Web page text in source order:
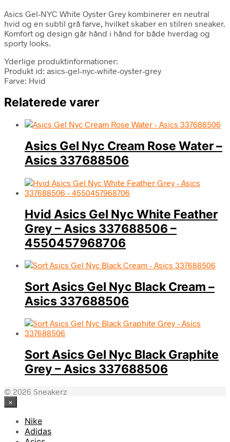
Asics Gel-NYC White Oyster Grey kombinerer en neutral
hvid og en subtil grå farve, hvilket skaber en stilren sneaker.
Komfort og design går hånd i hånd for både hverdag og
sporty looks.
Yderlige produktinformationer:
Produkt id: asics-gel-nyc-white-oyster-grey
Farve: Hvid
Relaterede varer
Asics Gel Nyc Cream Rose Water –
Asics 337688506
Hvid Asics Gel Nyc White Feather
Grey – Asics 337688506 –
4550457968706
Sort Asics Gel Nyc Black Cream –
Asics 337688506
Sort Asics Gel Nyc Black Graphite
Grey – Asics 337688506
© 2026 Sneakerz
×
Nike
Adidas